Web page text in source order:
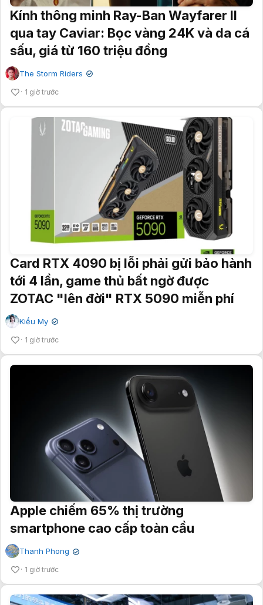
Kính thông minh Ray-Ban Wayfarer II
qua tay Caviar: Bọc vàng 24K và da cá
sấu, giá từ 160 triệu đồng
The Storm Riders ✔
1 giờ trước
Card RTX 4090 bị lỗi phải gửi bảo hành
tới 4 lần, game thủ bất ngờ được
ZOTAC "lên đời" RTX 5090 miễn phí
Kiều My ✔
1 giờ trước
Apple chiếm 65% thị trường
smartphone cao cấp toàn cầu
Thanh Phong ✔
1 giờ trước